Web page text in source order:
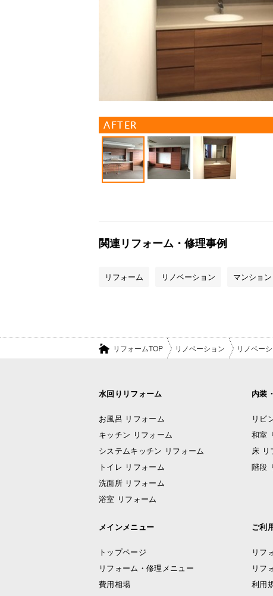
AFTER
関連リフォーム・修理事例
リフォーム リノベーション マンショ
リフォームTOP リノベーション リノベー
水回りリフォーム
お風呂 リフォーム
キッチン リフォーム
システムキッチン リフォーム
トイレ リフォーム
洗面所 リフォーム
浴室 リフォーム
内装
リビ
和室
床 リ
階段
メインメニュー
トップページ
リフォーム・修理メニュー
費用相場
ご利
リフ
リフ
利用